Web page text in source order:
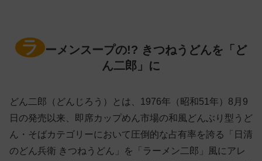
ラ
ーメンスープの!? きつねうどんを「ど
ん二郎」に
どん二郎（どんじろう）とは、1976年（昭和51年）8月9
日の発売以来、即席カップめん市場の和風どんぶり型うど
ん・そばカテゴリーにおいて圧倒的な占有率を誇る「日清
のどん兵衛 きつねうどん」を「ラーメン二郎」風にアレ